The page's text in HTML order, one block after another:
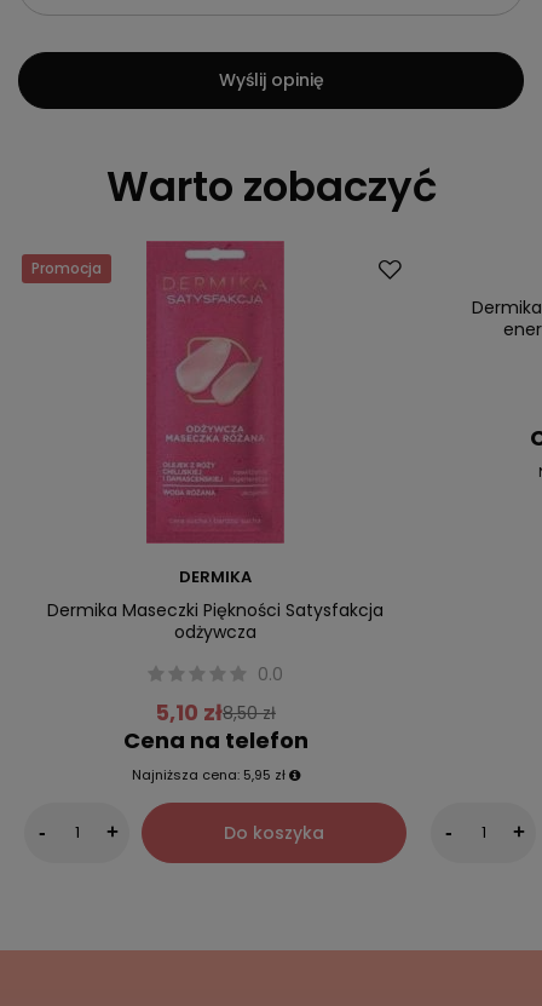
Wyślij opinię
Warto zobaczyć
Promocja
DERMIKA
Dermika Maseczki Piękności Satysfakcja
odżywcza
0.0
5,10 zł8,50 zł
Cena na telefon
Najniższa cena: 5,95 zł
- + Do koszyka - +